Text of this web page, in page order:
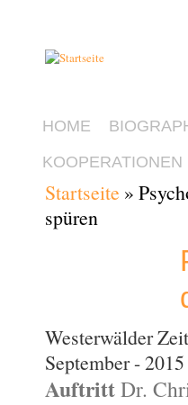
HOME
KOOPERATIONEN
Startseite »
spüren
Westerwälder
September - 2015
AuftrittDr.